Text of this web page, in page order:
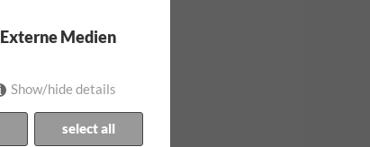
Externe Medien
Show/hide details
select all